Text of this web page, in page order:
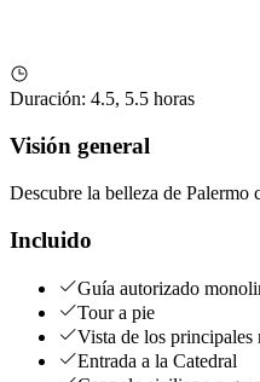
Duración: 4.5, 5.5 horas
Visión general
Descubre la belleza de
Incluido
Guía autorizado
Tour a pie
Vista de los principales
Entrada a la Catedral